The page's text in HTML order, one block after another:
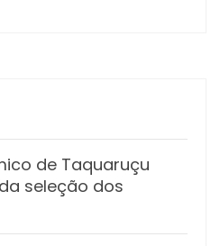
de Taquaruçu
seleção dos